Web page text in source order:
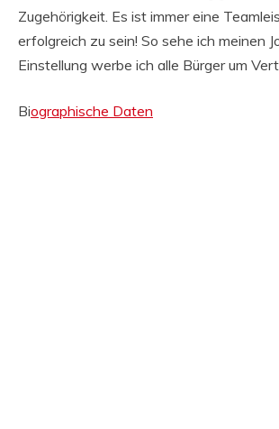
Zugehörigkeit. Es ist immer eine
erfolgreich zu sein! So sehe ich meinen
Einstellung werbe ich alle Bürger um
Biographische Daten